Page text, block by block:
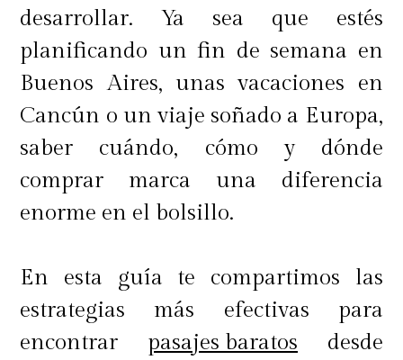
desarrollar. Ya sea que estés
planificando un fin de semana en
Buenos Aires, unas vacaciones en
Cancún o un viaje soñado a Europa,
saber cuándo, cómo y dónde
comprar marca una diferencia
enorme en el bolsillo.
En esta guía te compartimos las
estrategias más efectivas para
encontrar pasajes baratos desde